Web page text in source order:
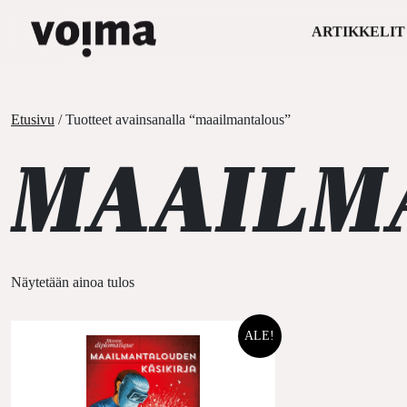
Päävalikko
ARTIKKELIT
Etusivu / Tuotteet avainsanalla “maailmantalous”
Näytetään ainoa tulos
ALE!